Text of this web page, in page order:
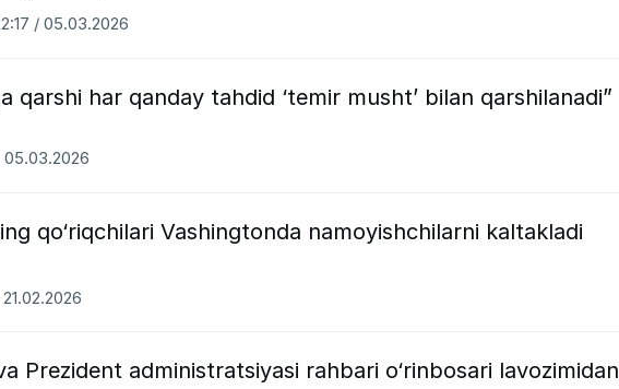
/ 05.03.2026
qarshi har qanday tahdid ‘temir musht’ bilan qarshilanadi”
05.03.2026
qo‘riqchilari Vashingtonda namoyishchilarni kaltakladi
Prezident administratsiyasi rahbari o‘rinbosari lavozimidan